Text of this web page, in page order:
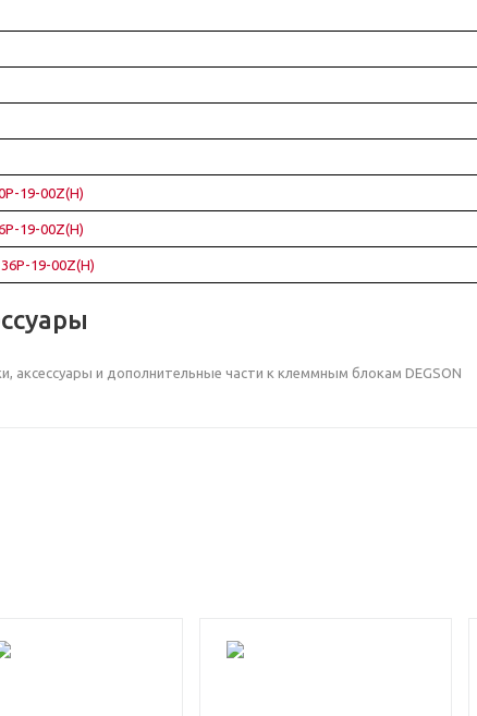
19-00Z(H)
19-00Z(H)
19-00Z(H)
аксессуары и дополнительные части к клеммным блокам DEGSON